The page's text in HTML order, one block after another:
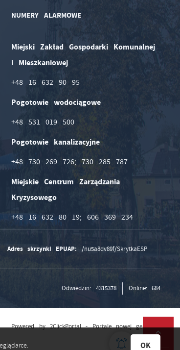
NUMERY ALARMOWE
Miejski Zakład Gospodarki Komunalnej
i Mieszkaniowej
+48 16 632 90 95
Pogotowie wodociągowe
+48 531 019 500
Pogotowie kanalizacyjne
+48 730 269 726; 730 285 787
Miejskie Centrum Zarządzania
Kryzysowego
+48 16 632 80 19; 606 369 234
Adres skrzynki EPUAP: /nu5a8dv89f/SkrytkaESP
Odwiedzin: 4315378 Online: 684
Powered by2ClickPortal- Portale nowej generacji
OK